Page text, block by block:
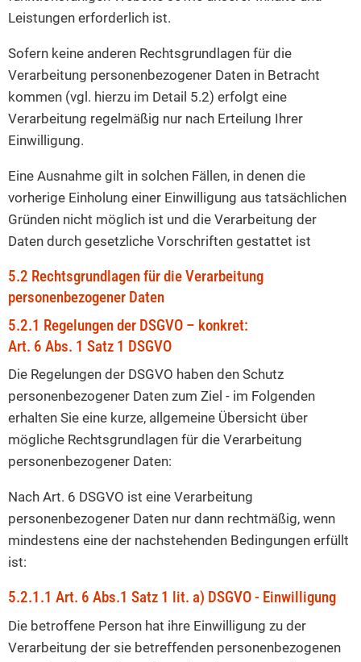
Leistungen erforderlich ist.
Sofern keine anderen Rechtsgrundlagen für die
Verarbeitung personenbezogener Daten in Betracht
kommen (vgl. hierzu im Detail 5.2) erfolgt eine
Verarbeitung regelmäßig nur nach Erteilung Ihrer
Einwilligung.
Eine Ausnahme gilt in solchen Fällen, in denen die
vorherige Einholung einer Einwilligung aus tatsächlichen
Gründen nicht möglich ist und die Verarbeitung der
Daten durch gesetzliche Vorschriften gestattet ist
5.2 Rechtsgrundlagen für die Verarbeitung
personenbezogener Daten
5.2.1 Regelungen der DSGVO – konkret:
Art. 6 Abs. 1 Satz 1 DSGVO
Die Regelungen der DSGVO haben den Schutz
personenbezogener Daten zum Ziel - im Folgenden
erhalten Sie eine kurze, allgemeine Übersicht über
mögliche Rechtsgrundlagen für die Verarbeitung
personenbezogener Daten:
Nach Art. 6 DSGVO ist eine Verarbeitung
personenbezogener Daten nur dann rechtmäßig, wenn
mindestens eine der nachstehenden Bedingungen erfüllt
ist:
5.2.1.1 Art. 6 Abs.1 Satz 1 lit. a) DSGVO - Einwilligung
Die betroffene Person hat ihre Einwilligung zu der
Verarbeitung der sie betreffenden personenbezogenen